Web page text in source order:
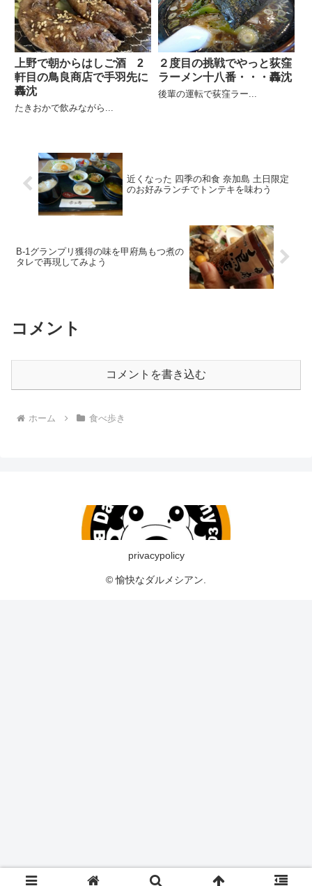
上野で朝からはしご酒 2
軒目の鳥良商店で手羽先に
轟沈
たきおかで飲みながら...
２度目の挑戦でやっと荻窪
ラーメン十八番・・・轟沈
後輩の運転で荻窪ラー...
近くなった 四季の和食 奈加島 土日限定
のお好みランチでトンテキを味わう
B-1グランプリ獲得の味を甲府鳥もつ煮の
タレで再現してみよう
コメント
コメントを書き込む
ホーム 食べ歩き
privacypolicy
© 愉快なダルメシアン.